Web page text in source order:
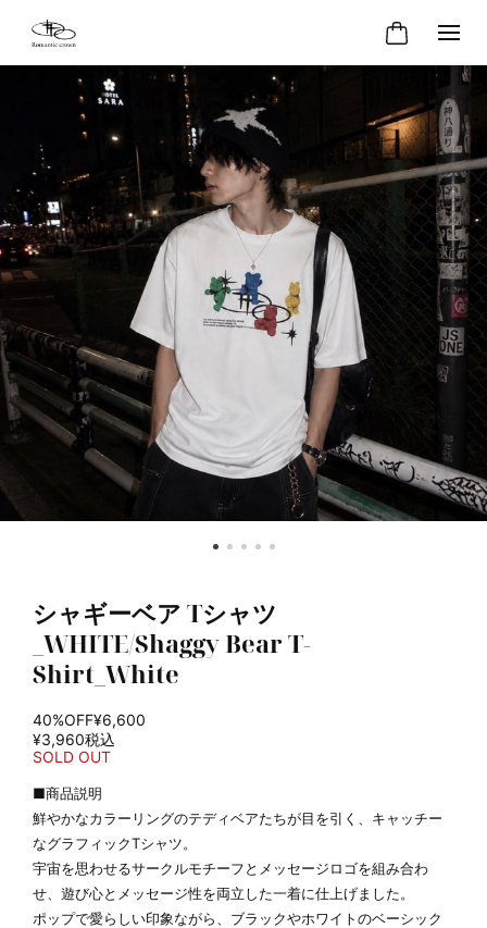
シャギーベア Tシャツ
_WHITE/Shaggy Bear T-
Shirt_White
40%OFF¥6,600
¥3,960税込
SOLD OUT
■商品説明
鮮やかなカラーリングのテディベアたちが目を引く、キャッチー
なグラフィックTシャツ。
宇宙を思わせるサークルモチーフとメッセージロゴを組み合わ
せ、遊び心とメッセージ性を両立した一着に仕上げました。
ポップで愛らしい印象ながら、ブラックやホワイトのベーシック